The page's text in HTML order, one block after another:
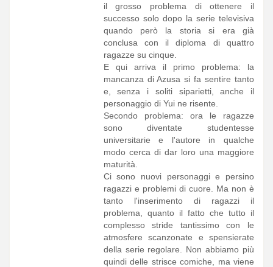
il grosso problema di ottenere il
successo solo dopo la serie televisiva
quando però la storia si era già
conclusa con il diploma di quattro
ragazze su cinque.
E qui arriva il primo problema: la
mancanza di Azusa si fa sentire tanto
e, senza i soliti siparietti, anche il
personaggio di Yui ne risente.
Secondo problema: ora le ragazze
sono diventate studentesse
universitarie e l'autore in qualche
modo cerca di dar loro una maggiore
maturità.
Ci sono nuovi personaggi e persino
ragazzi e problemi di cuore. Ma non è
tanto l'inserimento di ragazzi il
problema, quanto il fatto che tutto il
complesso stride tantissimo con le
atmosfere scanzonate e spensierate
della serie regolare. Non abbiamo più
quindi delle strisce comiche, ma viene